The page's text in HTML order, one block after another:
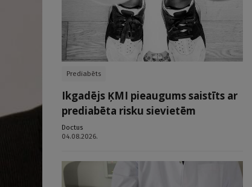
Prediabēts
Ikgadējs ĶMI pieaugums saistīts ar
prediabēta risku sievietēm
Doctus
04.08.2026.